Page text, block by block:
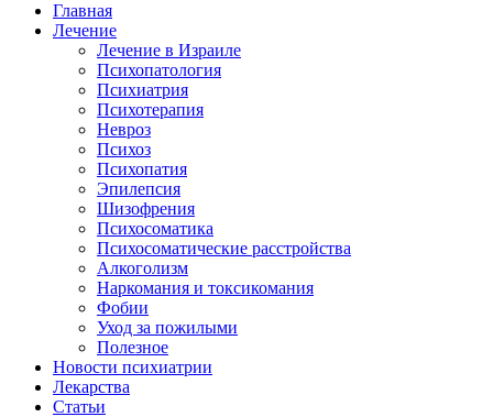
Главная
Лечение
Лечение в Израиле
Психопатология
Психиатрия
Психотерапия
Невроз
Психоз
Психопатия
Эпилепсия
Шизофрения
Психосоматика
Психосоматические расстройства
Алкоголизм
Наркомания и токсикомания
Фобии
Уход за пожилыми
Полезное
Новости психиатрии
Лекарства
Статьи